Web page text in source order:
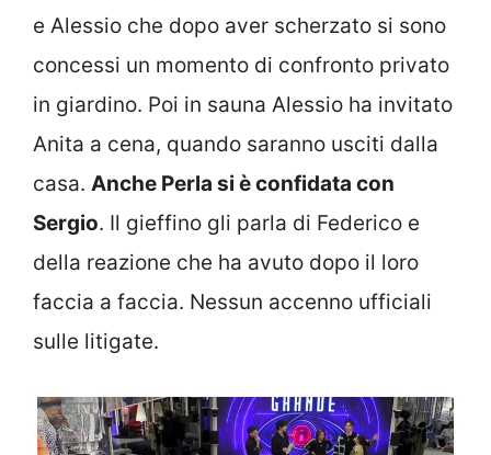
e Alessio che dopo aver scherzato si sono
concessi un momento di confronto privato
in giardino. Poi in sauna Alessio ha invitato
Anita a cena, quando saranno usciti dalla
casa. Anche Perla si è confidata con
Sergio. Il gieffino gli parla di Federico e
della reazione che ha avuto dopo il loro
faccia a faccia. Nessun accenno ufficiali
sulle litigate.